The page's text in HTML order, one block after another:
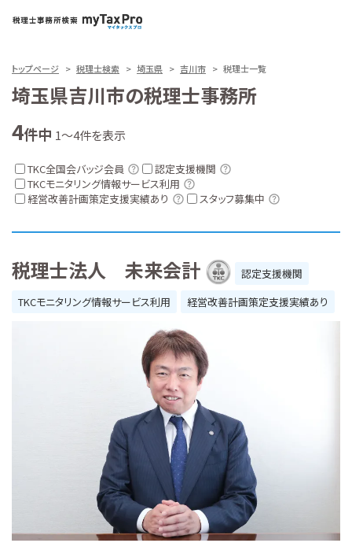
トップページ 税理士検索 埼玉県 吉川市 税理士一覧
埼玉県吉川市の税理士事務所
4件中 1～4件を表示
TKC全国会バッジ会員
認定支援機関
TKCモニタリング情報サービス利用
経営改善計画策定支援実績あり
スタッフ募集中
税理士法人 未来会計
認定支援機関
TKCモニタリング情報サービス利用
経営改善計画策定支援実績あり